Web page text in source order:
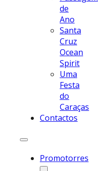
de
Ano
Santa
Cruz
Ocean
Spirit
Uma
Festa
do
Caraças
Contactos
Promotorres